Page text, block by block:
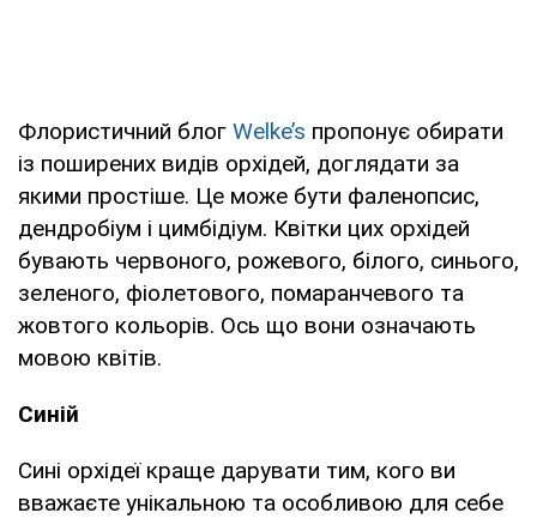
Флористичний блог Welke’s пропонує обирати
із поширених видів орхідей, доглядати за
якими простіше. Це може бути фаленопсис,
дендробіум і цимбідіум. Квітки цих орхідей
бувають червоного, рожевого, білого, синього,
зеленого, фіолетового, помаранчевого та
жовтого кольорів. Ось що вони означають
мовою квітів.
Синій
Сині орхідеї краще дарувати тим, кого ви
вважаєте унікальною та особливою для себе